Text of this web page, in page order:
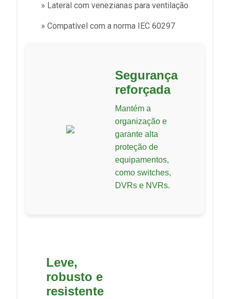
» Lateral com venezianas para ventilação
» Compatível com a norma IEC 60297
Segurança
reforçada
Mantém a
organização e
garante alta
proteção de
equipamentos,
como switches,
DVRs e NVRs.
Leve,
robusto e
resistente